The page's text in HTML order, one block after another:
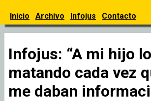
Inicio Archivo Infojus Contacto
Infojus: “A mi hijo
matando cada vez
me daban